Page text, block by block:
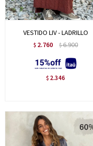
VESTIDO LIV - LADRILLO
$ 2.760 $6.900
$ 2.346